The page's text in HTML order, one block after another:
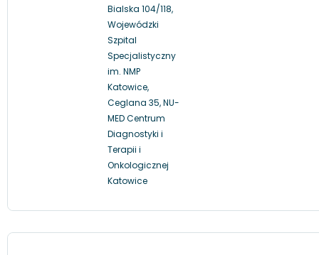
Bialska 104/118,
Wojewódzki
Szpital
Specjalistyczny
im. NMP
Katowice,
Ceglana 35, NU-
MED Centrum
Diagnostyki i
Terapii i
Onkologicznej
Katowice